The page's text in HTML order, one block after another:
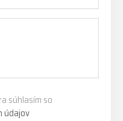
súhlasím so
údajov